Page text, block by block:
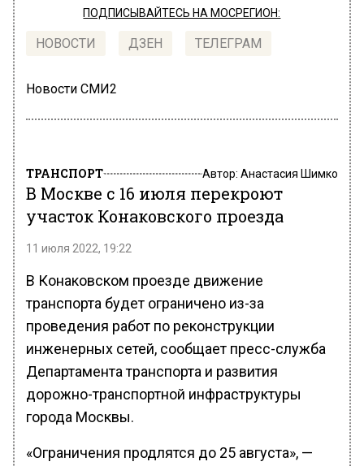
ПОДПИСЫВАЙТЕСЬ НА МОСРЕГИОН:
НОВОСТИ ДЗЕН ТЕЛЕГРАМ
Новости СМИ2
ТРАНСПОРТ Автор: Анастасия Шимко
В Москве с 16 июля перекроют
участок Конаковского проезда
11 июля 2022, 19:22
В Конаковском проезде движение
транспорта будет ограничено из-за
проведения работ по реконструкции
инженерных сетей, сообщает пресс-служба
Департамента транспорта и развития
дорожно-транспортной инфраструктуры
города Москвы.
«Ограничения продлятся до 25 августа», —